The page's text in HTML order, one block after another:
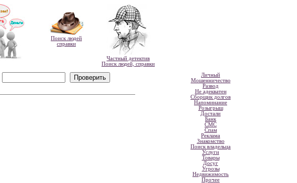
Поиск людей
справки
Частный детектив
Поиск людей, справки
Личный
Мошенничество
Развод
Не адекватен
Сборщик долгов
Напоминание
Розыгрыш
Достали
Банк
СМС
Спам
Реклама
Знакомство
Поиск владельца
Услуги
Товары
Досуг
Угрозы
Недвижимость
Прочее